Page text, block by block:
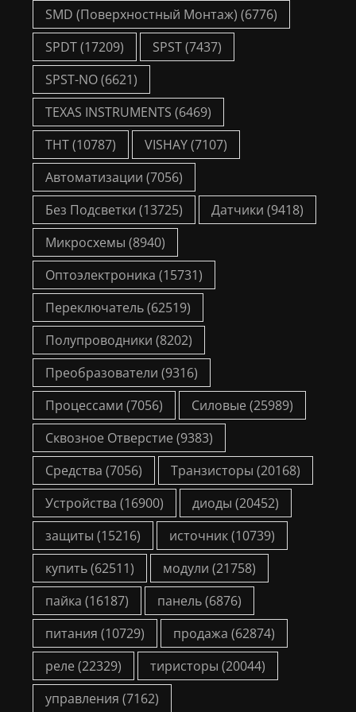
SMD (Поверхностный Монтаж) (6776)
SPDT(17209) SPST(7437)
SPST-NO(6621)
TEXAS INSTRUMENTS (6469)
THT(10787) VISHAY(7107)
Автоматизации (7056)
Без Подсветки (13725) Датчики (9418)
Микросхемы (8940)
Оптоэлектроника (15731)
Переключатель(62519)
Полупроводники (8202)
Преобразователи (9316)
Процессами (7056) Силовые (25989)
Сквозное Отверстие (9383)
Средства (7056) Транзисторы (20168)
Устройства (16900) диоды (20452)
защиты (15216) источник(10739)
купить(62511) модули (21758)
пайка (16187) панель(6876)
питания (10729) продажа (62874)
реле (22329) тиристоры (20044)
управления (7162)